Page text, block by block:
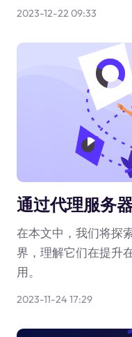
2023-12-22 09:33
通过代理服务
在本文中，我们将探
界，理解它们在提升
用。
2023-11-24 17:29